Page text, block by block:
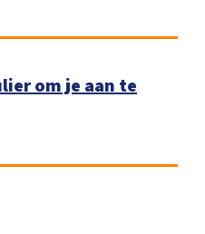
om je aan te